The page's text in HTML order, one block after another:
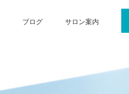
ブログ サロン案内